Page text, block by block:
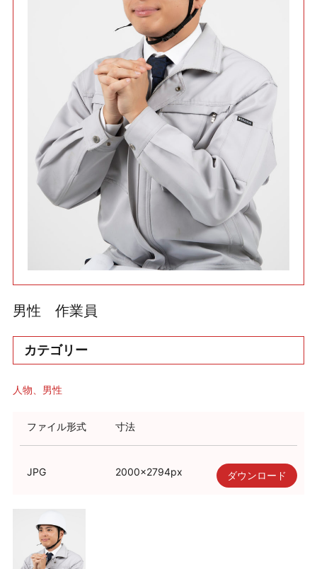
使い方・ヘルプ
男性 作業員
カテゴリー
人物 男性
ファイル形式 寸法
JPG 2000×2794px ダウンロード